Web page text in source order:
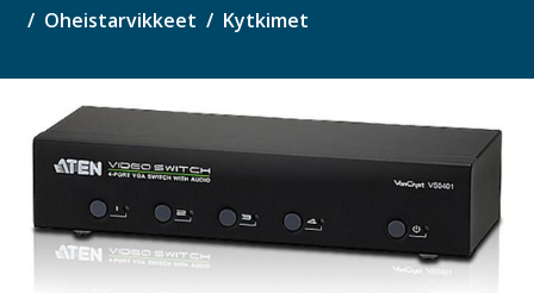
Oheistarvikkeet Kytkimet